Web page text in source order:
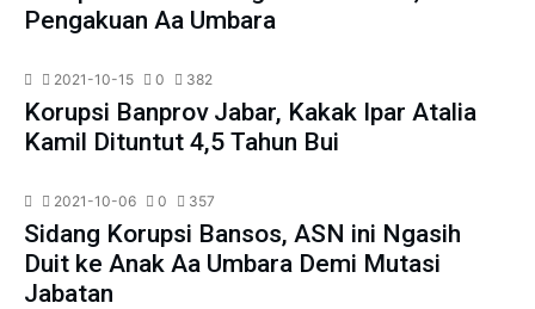
Pengakuan Aa Umbara
2021-10-15 0 382
Korupsi Banprov Jabar, Kakak Ipar Atalia
Kamil Dituntut 4,5 Tahun Bui
2021-10-06 0 357
Sidang Korupsi Bansos, ASN ini Ngasih
Duit ke Anak Aa Umbara Demi Mutasi
Jabatan